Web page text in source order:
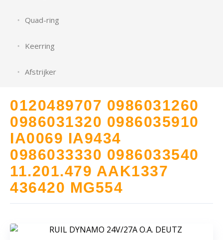
Quad-ring
Keerring
Afstrijker
0120489707 0986031260
0986031320 0986035910
IA0069 IA9434
0986033330 0986033540
11.201.479 AAK1337
436420 MG554